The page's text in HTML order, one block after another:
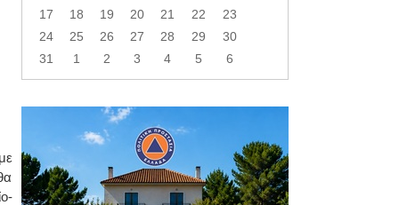
17
18 19 20 21 22
23
24
25 26 27 28 29
30
31
1 2 3 4 5 6